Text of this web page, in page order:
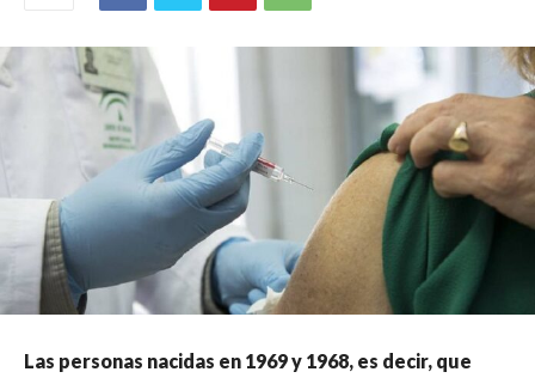
Las personas nacidas en 1969 y 1968, es decir, que